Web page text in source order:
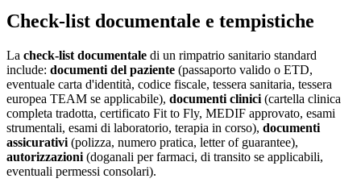
Check-list documentale e tempistiche
La check-list documentale di un rimpatrio sanitario standard
include: documenti del paziente (passaporto valido o ETD,
eventuale carta d'identità, codice fiscale, tessera sanitaria, tessera
europea TEAM se applicabile), documenti clinici (cartella clinica
completa tradotta, certificato Fit to Fly, MEDIF approvato, esami
strumentali, esami di laboratorio, terapia in corso), documenti
assicurativi (polizza, numero pratica, letter of guarantee),
autorizzazioni (doganali per farmaci, di transito se applicabili,
eventuali permessi consolari).